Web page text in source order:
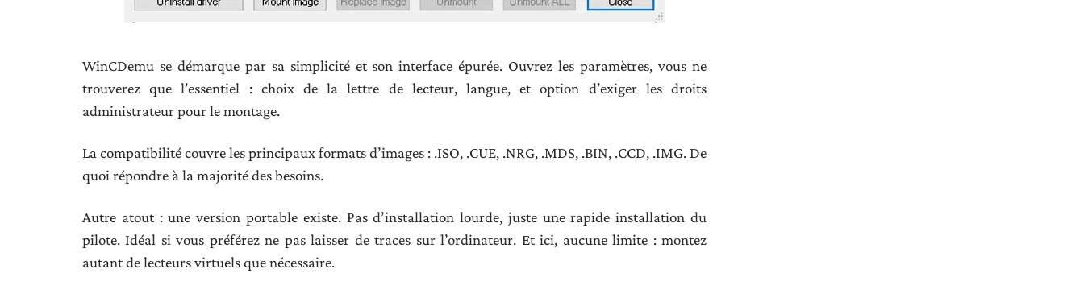
WinCDemu se démarque par sa simplicité et son interface épurée. Ouvrez les paramètres, vous ne
trouverez que l’essentiel : choix de la lettre de lecteur, langue, et option d’exiger les droits
administrateur pour le montage.
La compatibilité couvre les principaux formats d’images : .ISO, .CUE, .NRG, .MDS, .BIN, .CCD, .IMG. De
quoi répondre à la majorité des besoins.
Autre atout : une version portable existe. Pas d’installation lourde, juste une rapide installation du
pilote. Idéal si vous préférez ne pas laisser de traces sur l’ordinateur. Et ici, aucune limite : montez
autant de lecteurs virtuels que nécessaire.